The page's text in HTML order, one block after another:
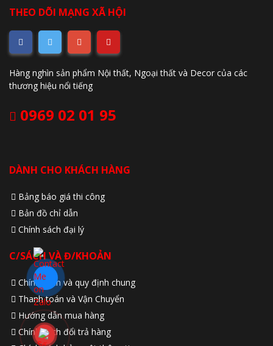
THEO DÕI MẠNG XÃ HỘI
Hàng nghìn sản phẩm Nội thất, Ngoại thất và Decor của các
thương hiệu nổi tiếng
0969 02 01 95
DÀNH CHO KHÁCH HÀNG
Bảng báo giá thi công
Bản đồ chỉ dẫn
Chính sách đại lý
C/SÁCH VÀ Đ/KHOẢN
Chính sách và quy định chung
Thanh toán và Vận Chuyển
Hướng dẫn mua hàng
Chính sách đổi trả hàng